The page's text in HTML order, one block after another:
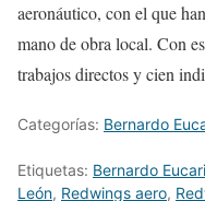
aeronáutico, con el que
mano de obra local. Con
trabajos directos y cien
Categorías: Bernardo
Etiquetas: Bernardo
León, Redwings aero,